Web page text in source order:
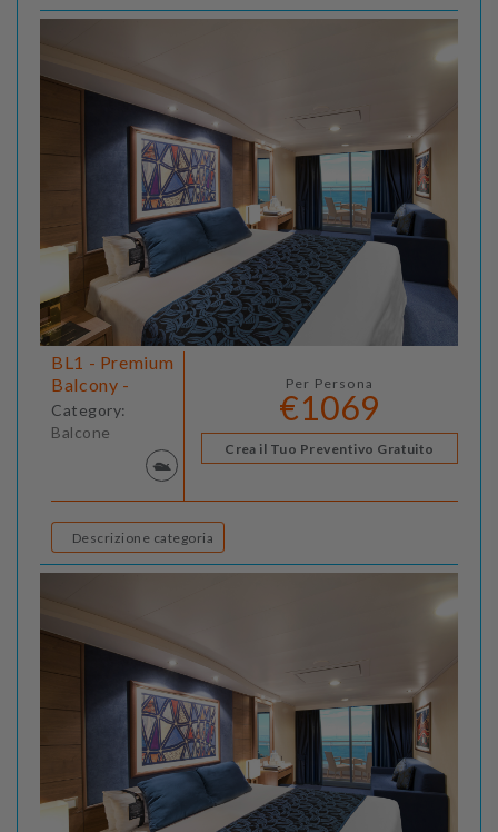
BL1 - Premium
Balcony -
Category:
Balcone
Per Persona
€1069
Crea il Tuo Preventivo Gratuito
Descrizione categoria